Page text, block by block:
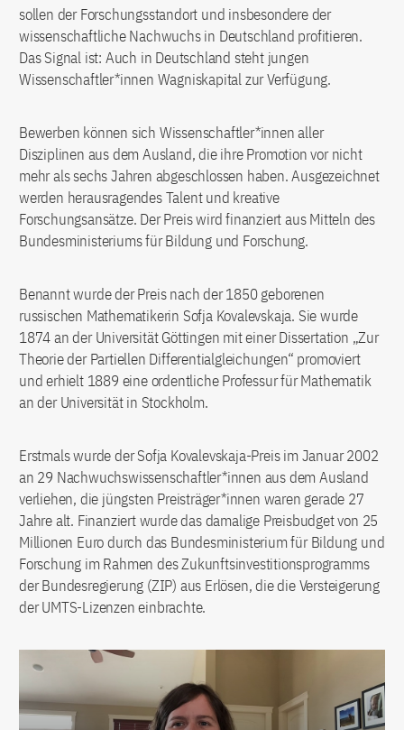
sollen der Forschungsstandort und insbesondere der
wissenschaftliche Nachwuchs in Deutschland profitieren.
Das Signal ist: Auch in Deutschland steht jungen
Wissenschaftler*innen Wagniskapital zur Verfügung.
Bewerben können sich Wissenschaftler*innen aller
Disziplinen aus dem Ausland, die ihre Promotion vor nicht
mehr als sechs Jahren abgeschlossen haben. Ausgezeichnet
werden herausragendes Talent und kreative
Forschungsansätze. Der Preis wird finanziert aus Mitteln des
Bundesministeriums für Bildung und Forschung.
Benannt wurde der Preis nach der 1850 geborenen
russischen Mathematikerin Sofja Kovalevskaja. Sie wurde
1874 an der Universität Göttingen mit einer Dissertation „Zur
Theorie der Partiellen Differentialgleichungen“ promoviert
und erhielt 1889 eine ordentliche Professur für Mathematik
an der Universität in Stockholm.
Erstmals wurde der Sofja Kovalevskaja-Preis im Januar 2002
an 29 Nachwuchswissenschaftler*innen aus dem Ausland
verliehen, die jüngsten Preisträger*innen waren gerade 27
Jahre alt. Finanziert wurde das damalige Preisbudget von 25
Millionen Euro durch das Bundesministerium für Bildung und
Forschung im Rahmen des Zukunftsinvestitionsprogramms
der Bundesregierung (ZIP) aus Erlösen, die die Versteigerung
der UMTS-Lizenzen einbrachte.